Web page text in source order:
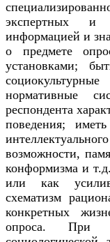
экспертных и
информацией и
о предмете
установками;
нормативные
респондента
поведения;
возможности,
конформизма и
или как
схематизм
конкретных
опроса. При